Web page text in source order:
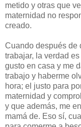
metido y otras que
maternidad no
creado.
Cuando después de
trabajar, la verdad
gusto en casa y me
trabajo y haberme
hora; el justo para
maternidad y
y que además, me
mamá de. Eso sí,